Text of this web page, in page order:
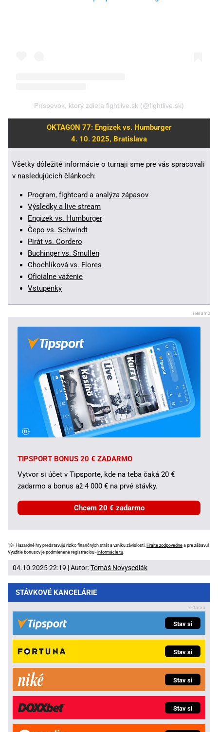
Príspevok, ktorý zdieľa fightlive.sk (@fightlive.sk)
OKTAGON 77: Engizek vs. Humburger
4. 10. 2025, Bratislava
Všetky dôležité informácie o turnaji sme pre vás spracovali
v nasledujúcich článkoch:
Program, fightcard a analýza zápasov
Výsledky a live stream
Engizek vs. Humburger
Čepo vs. Schwindt
Pirát vs. Cordero
Buchinger vs. Smullen
Chochlíková vs. Flores
Oficiálne váženie
Vstupenky
TIPSPORT BONUS 20 € ZADARMO
Vytvor si účet v Tipsporte, kde na teba čaká 20 €
zadarmo a bonus až 4 000 € na prvé stávky.
Chcem 20 € zadarmo
18+ Hazardné hry predstavujú riziko finančných strát a vzniku závislosti. Hrajte zodpovedne a pre zábavu!
Využitie bonusov je podmienené registráciou -informácie tu
04.10.2025 22:19 | Autor:Tomáš Novysedlák
STÁVKOVÉ KANCELÁRIE
Stav si
Stav si
Stav si
Stav si